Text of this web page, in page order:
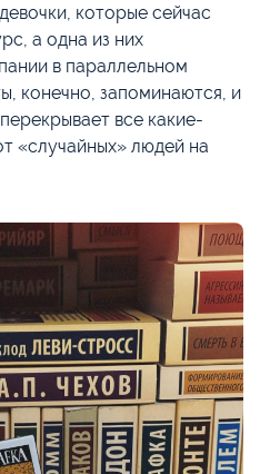
которые сейчас
а одна из них
в параллельном
конечно, запоминаются, и
все какие-
«случайных» людей на